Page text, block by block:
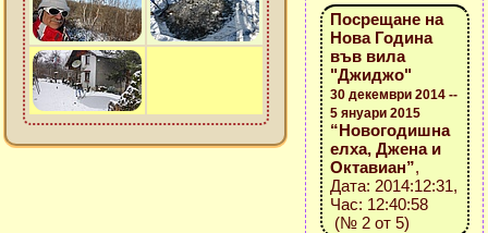
Посрещане на
Нова Година
във вила
"Джиджо"
30 декември 2014 --
5 януари 2015
“Новогодишна
елха, Джена и
Октавиан”,
Дата: 2014:12:31,
Час: 12:40:58
(№ 2 от 5)